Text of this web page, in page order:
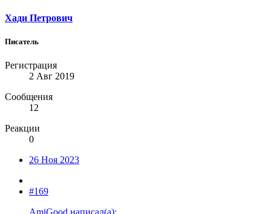
Хади Петрович
Писатель
Регистрация
2 Авг 2019
Сообщения
12
Реакции
0
26 Ноя 2023
#169